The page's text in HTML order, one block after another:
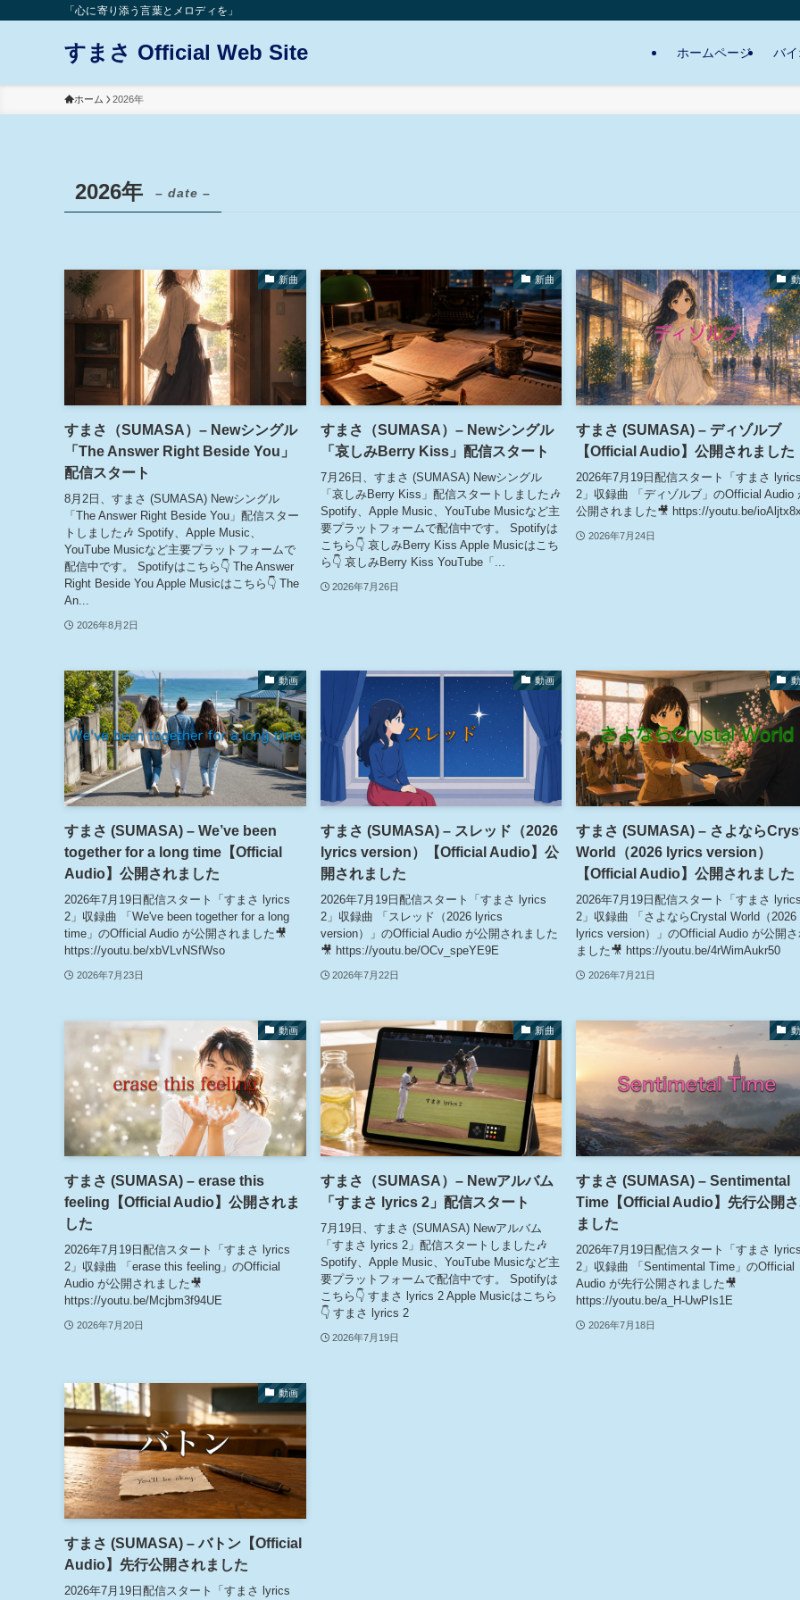
「心に寄り添う言葉とメロディを」
すまさ Official Web Site ホームページ バ
ホーム 2026年
2026年 – date –
新曲
すまさ（SUMASA）– Newシングル
「The Answer Right Beside You」
配信スタート
8月2日、すまさ (SUMASA) Newシングル
「The Answer Right Beside You」配信スター
トしました🎶 Spotify、Apple Music、
YouTube Musicなど主要プラットフォームで
配信中です。 Spotifyはこちら👇 The Answer
Right Beside You Apple Musicはこちら👇 The
An...
2026年8月2日
新曲
すまさ（SUMASA）– Newシングル
「哀しみBerry Kiss」配信スタート
7月26日、すまさ (SUMASA) Newシングル
「哀しみBerry Kiss」配信スタートしました🎶
Spotify、Apple Music、YouTube Musicなど主
要プラットフォームで配信中です。 Spotifyは
こちら👇 哀しみBerry Kiss Apple Musicはこち
ら👇 哀しみBerry Kiss YouTube「...
2026年7月26日
すまさ (SUMASA) – ディゾルブ
【Official Audio】公開されました
2026年7月19日配信スタート「すまさ
2」収録曲 「ディゾルブ」のOfficial Audio
公開されました🎥 https://youtu.be/
2026年7月24日
動画
すまさ (SUMASA) – We’ve been
together for a long time【Official
Audio】公開されました
2026年7月19日配信スタート「すまさ lyrics
2」収録曲 「We've been together for a long
time」のOfficial Audio が公開されました🎥
https://youtu.be/xbVLvNSfWso
2026年7月23日
動画
すまさ (SUMASA) – スレッド（2026
lyrics version）【Official Audio】公
開されました
2026年7月19日配信スタート「すまさ lyrics
2」収録曲 「スレッド（2026 lyrics
version）」のOfficial Audio が公開されました
🎥 https://youtu.be/OCv_speYE9E
2026年7月22日
すまさ (SUMASA) – さよなら
World（2026 lyrics version）
【Official Audio】公開されました
2026年7月19日配信スタート「すまさ
2」収録曲 「さよならCrystal World（2026
lyrics version）」のOfficial Audio が公開
ました🎥 https://youtu.be/4rWimAukr50
2026年7月21日
動画
すまさ (SUMASA) – erase this
feeling【Official Audio】公開されま
した
2026年7月19日配信スタート「すまさ lyrics
2」収録曲 「erase this feeling」のOfficial
Audio が公開されました🎥
https://youtu.be/Mcjbm3f94UE
2026年7月20日
新曲
すまさ（SUMASA）– Newアルバム
「すまさ lyrics 2」配信スタート
7月19日、すまさ (SUMASA) Newアルバム
「すまさ lyrics 2」配信スタートしました🎶
Spotify、Apple Music、YouTube Musicなど主
要プラットフォームで配信中です。 Spotifyは
こちら👇 すまさ lyrics 2 Apple Musicはこちら
👇 すまさ lyrics 2
2026年7月19日
すまさ (SUMASA) – Sentimental
Time【Official Audio】先行公開
ました
2026年7月19日配信スタート「すまさ
2」収録曲 「Sentimental Time」のOfficial
Audio が先行公開されました🎥
https://youtu.be/a_H-UwPIs1E
2026年7月18日
動画
すまさ (SUMASA) – バトン【Official
Audio】先行公開されました
2026年7月19日配信スタート「すまさ lyrics